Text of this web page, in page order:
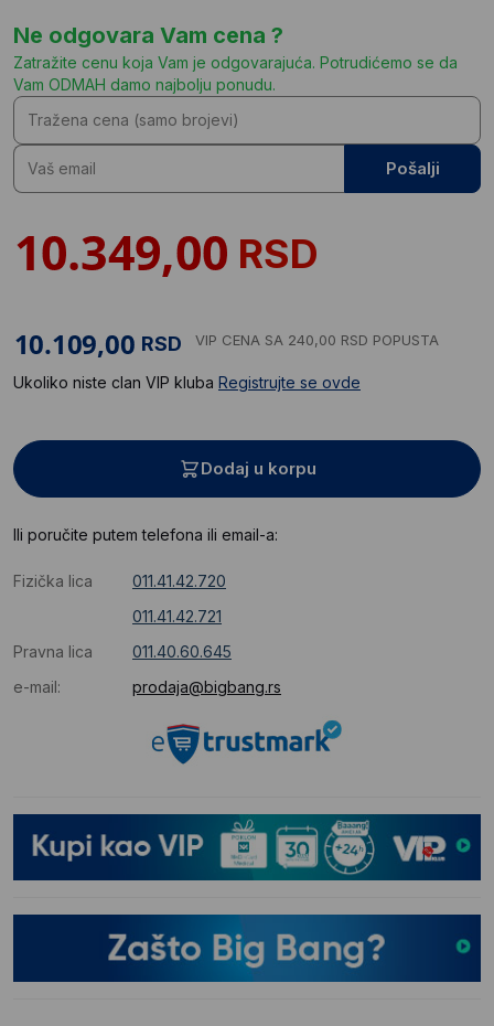
Ne odgovara Vam cena ?
Zatražite cenu koja Vam je odgovarajuća. Potrudićemo se da
Vam ODMAH damo najbolju ponudu.
Pošalji
RSD
RSD VIP CENA SA 240,00 RSD POPUSTA
Ukoliko niste clan VIP kluba Registrujte se ovde
Dodaj u korpu
Ili poručite putem telefona ili email-a:
Fizička lica
011.41.42.720
011.41.42.721
Pravna lica
011.40.60.645
e-mail:
prodaja@bigbang.rs